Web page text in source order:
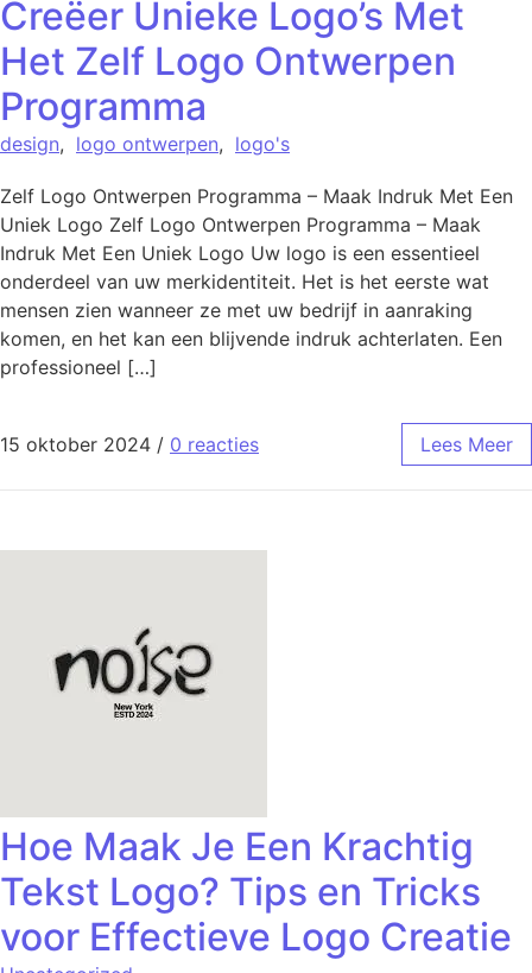
Creëer Unieke Logo’s Met
Het Zelf Logo Ontwerpen
Programma
design, logo ontwerpen, logo's
Zelf Logo Ontwerpen Programma – Maak Indruk Met Een
Uniek Logo Zelf Logo Ontwerpen Programma – Maak
Indruk Met Een Uniek Logo Uw logo is een essentieel
onderdeel van uw merkidentiteit. Het is het eerste wat
mensen zien wanneer ze met uw bedrijf in aanraking
komen, en het kan een blijvende indruk achterlaten. Een
professioneel […]
15 oktober 2024 / 0 reacties Lees Meer
Hoe Maak Je Een Krachtig
Tekst Logo? Tips en Tricks
voor Effectieve Logo Creatie